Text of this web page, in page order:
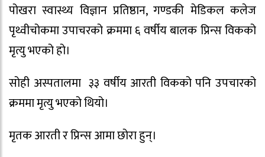
पोखरा स्वास्थ्य विज्ञान प्रतिष्ठान, गण्डकी मेडिकल कलेज
पृथ्वीचोकमा उपाचरको क्रममा ६ वर्षीय बालक प्रिन्स विकको
मृत्यु भएको हो।
सोही अस्पतालमा ३३ वर्षीय आरती विकको पनि उपचारको
क्रममा मृत्यु भएको थियो।
मृतक आरती र प्रिन्स आमा छोरा हुन्।